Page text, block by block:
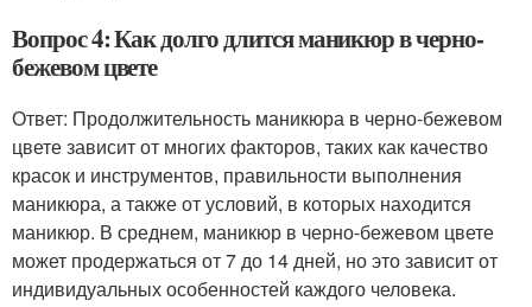
Вопрос 4: Как долго длится маникюр в черно-
бежевом цвете
Ответ: Продолжительность маникюра в черно-бежевом
цвете зависит от многих факторов, таких как качество
красок и инструментов, правильности выполнения
маникюра, а также от условий, в которых находится
маникюр. В среднем, маникюр в черно-бежевом цвете
может продержаться от 7 до 14 дней, но это зависит от
индивидуальных особенностей каждого человека.